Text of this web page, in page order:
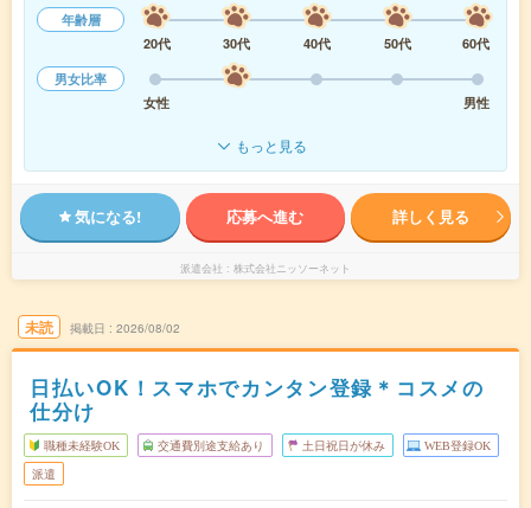
年齢層
20代
30代 40代 50代
60代
男女比率
女性
男性
もっと見る
気になる! 応募へ進む 詳しく見る
派遣会社 株式会社ニッソーネット
未読 掲載日 2026/08/02
日払いOK！スマホでカンタン登録＊コスメの
仕分け
職種未経験OK 交通費別途支給あり 土日祝日が休み WEB登録OK
派遣